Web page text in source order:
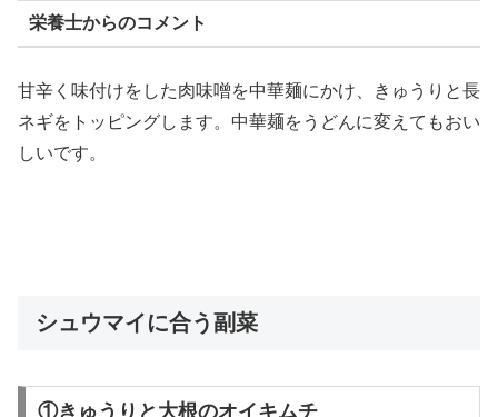
栄養士からのコメント
甘辛く味付けをした肉味噌を中華麺にかけ、きゅうりと長
ネギをトッピングします。中華麺をうどんに変えてもおい
しいです。
シュウマイに合う副菜
①きゅうりと大根のオイキムチ